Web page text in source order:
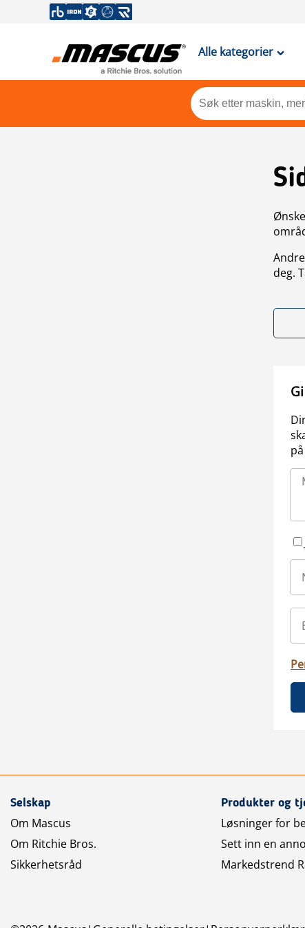
Alle kategorier
deg.
Selskap
Om Mascus
Om Ritchie Bros.
Sikkerhetsråd
Produkter og
Løsninger for
Sett inn en
Markedstrend